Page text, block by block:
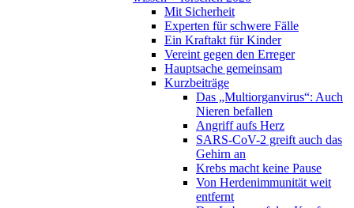
Mit Sicherheit
Experten für schwere Fälle
Ein Kraftakt für Kinder
Vereint gegen den Erreger
Hauptsache gemeinsam
Kurzbeiträge
Das „Multiorganvirus“: Auch
Nieren befallen
Angriff aufs Herz
SARS-CoV-2 greift auch das
Gehirn an
Krebs macht keine Pause
Von Herdenimmunität weit
entfernt